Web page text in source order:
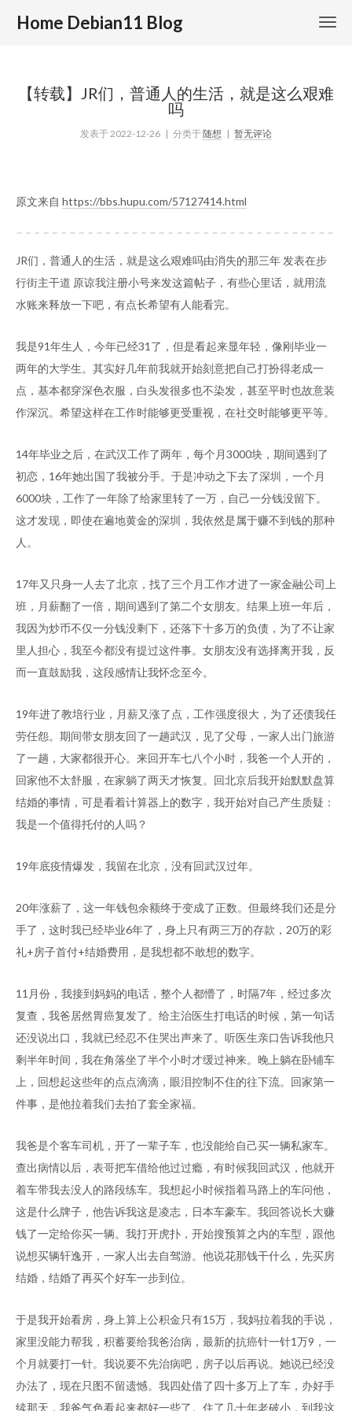
Home Debian11 Blog
【转载】JR们，普通人的生活，就是这么艰难
吗
发表于2022-12-26 | 分类于随想 | 暂无评论
原文来自 https://bbs.hupu.com/57127414.html
JR们，普通人的生活，就是这么艰难吗由消失的那三年 发表在步
行街主干道 原谅我注册小号来发这篇帖子，有些心里话，就用流
水账来释放一下吧，有点长希望有人能看完。
我是91年生人，今年已经31了，但是看起来显年轻，像刚毕业一
两年的大学生。其实好几年前我就开始刻意把自己打扮得老成一
点，基本都穿深色衣服，白头发很多也不染发，甚至平时也故意装
作深沉。希望这样在工作时能够更受重视，在社交时能够更平等。
14年毕业之后，在武汉工作了两年，每个月3000块，期间遇到了
初恋，16年她出国了我被分手。于是冲动之下去了深圳，一个月
6000块，工作了一年除了给家里转了一万，自己一分钱没留下。
这才发现，即使在遍地黄金的深圳，我依然是属于赚不到钱的那种
人。
17年又只身一人去了北京，找了三个月工作才进了一家金融公司上
班，月薪翻了一倍，期间遇到了第二个女朋友。结果上班一年后，
我因为炒币不仅一分钱没剩下，还落下十多万的负债，为了不让家
里人担心，我至今都没有提过这件事。女朋友没有选择离开我，反
而一直鼓励我，这段感情让我怀念至今。
19年进了教培行业，月薪又涨了点，工作强度很大，为了还债我任
劳任怨。期间带女朋友回了一趟武汉，见了父母，一家人出门旅游
了一趟，大家都很开心。来回开车七八个小时，我爸一个人开的，
回家他不太舒服，在家躺了两天才恢复。回北京后我开始默默盘算
结婚的事情，可是看着计算器上的数字，我开始对自己产生质疑：
我是一个值得托付的人吗？
19年底疫情爆发，我留在北京，没有回武汉过年。
20年涨薪了，这一年钱包余额终于变成了正数。但最终我们还是分
手了，这时我已经毕业6年了，身上只有两三万的存款，20万的彩
礼+房子首付+结婚费用，是我想都不敢想的数字。
11月份，我接到妈妈的电话，整个人都懵了，时隔7年，经过多次
复查，我爸居然胃癌复发了。给主治医生打电话的时候，第一句话
还没说出口，我就已经忍不住哭出声来了。听医生亲口告诉我他只
剩半年时间，我在角落坐了半个小时才缓过神来。晚上躺在卧铺车
上，回想起这些年的点点滴滴，眼泪控制不住的往下流。回家第一
件事，是他拉着我们去拍了套全家福。
我爸是个客车司机，开了一辈子车，也没能给自己买一辆私家车。
查出病情以后，表哥把车借给他过过瘾，有时候我回武汉，他就开
着车带我去没人的路段练车。我想起小时候指着马路上的车问他，
这是什么牌子，他告诉我这是凌志，日本车豪车。我回答说长大赚
钱了一定给你买一辆。我打开虎扑，开始搜预算之内的车型，跟他
说想买辆轩逸开，一家人出去自驾游。他说花那钱干什么，先买房
结婚，结婚了再买个好车一步到位。
于是我开始看房，身上算上公积金只有15万，我妈拉着我的手说，
家里没能力帮我，积蓄要给我爸治病，最新的抗癌针一针1万9，一
个月就要打一针。我说要不先治病吧，房子以后再说。她说已经没
办法了，现在只图不留遗憾。我四处借了四十多万上了车，办好手
续那天，我爸气色看起来都好一些了。住了几十年老破小，到我这